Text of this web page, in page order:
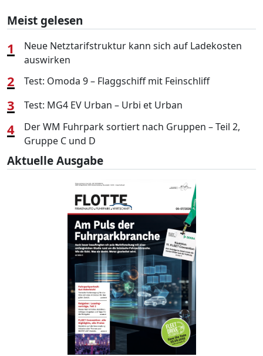
Meist gelesen
1
Neue Netztarifstruktur kann sich auf Ladekosten
auswirken
2 Test: Omoda 9 – Flaggschiff mit Feinschliff
3 Test: MG4 EV Urban – Urbi et Urban
4
Der WM Fuhrpark sortiert nach Gruppen – Teil 2,
Gruppe C und D
Aktuelle Ausgabe